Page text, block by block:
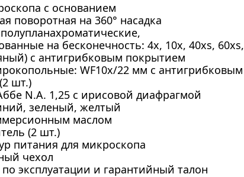
с основанием
поворотная на 360° насадка
на бесконечность: 4x, 10x, 40xs, 60xs,
с антигрибковым покрытием
WF10x/22 мм с антигрибковым
шт.)
N.A. 1,25 с ирисовой диафрагмой
зеленый, желтый
маслом
(2 шт.)
питания для микроскопа
чехол
эксплуатации и гарантийный талон